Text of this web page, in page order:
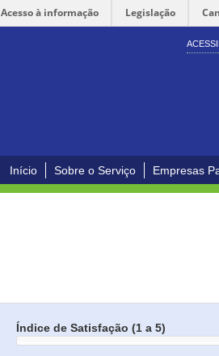
Acesso à informação Legislação
Início Sobre o Serviço Empresas
Índice de Satisfação (1 a 5)